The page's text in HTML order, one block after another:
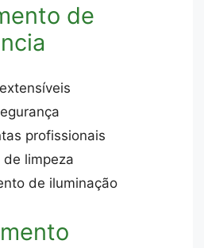
de
profissionais
de limpeza
de iluminação